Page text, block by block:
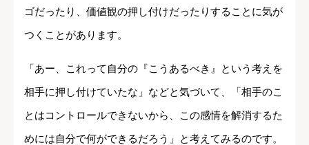
ゴだったり、価値観の押し付けだったりすることに気が
つくことがあります。
「あー、これって自分の『こうあるべき』という考えを
相手に押し付けていたな」などと気づいて、「相手のこ
とはコントロールできないから、この感情を解消するた
めには自分で何ができるだろう」と考えてみるのです。